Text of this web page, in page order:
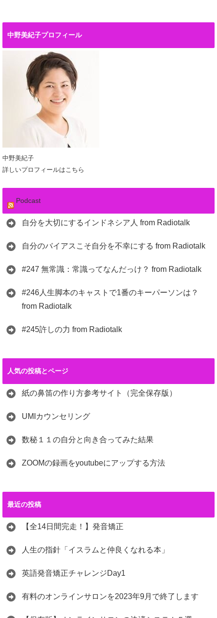
中野美紀子プロフィール
中野美紀子
詳しいプロフィールはこちら
Podcast
自分を大切にするインドネシア人 from Radiotalk
自分のバイアスこそ自分を不幸にする from Radiotalk
#247 無常識：常識ってなんだっけ？ from Radiotalk
#246人生脚本のキャストで1番のキーパーソンは？
from Radiotalk
#245許しの力 from Radiotalk
人気の投稿とページ
紙の鼻笛の作り方参考サイト（完全保存版）
UMIカウンセリング
数秘１１の自分と向き合ってみた結果
ZOOMの録画をyoutubeにアップする方法
最近の投稿
【全14日間完走！】発音矯正
人生の指針「イスラムと仲良くなれる本」
英語発音矯正チャレンジDay1
有料のオンラインサロンを2023年9月で終了します